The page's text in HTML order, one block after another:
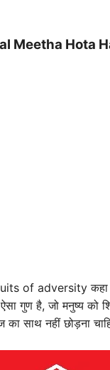
Meetha
of adversity कहा
ऐसा गुण है, जो मनुष्य
का साथ नहीं छोड़ना